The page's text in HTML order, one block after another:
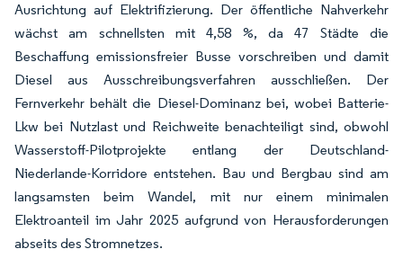
Ausrichtung auf Elektrifizierung. Der öffentliche Nahverkehr
wächst am schnellsten mit 4,58 %, da 47 Städte die
Beschaffung emissionsfreier Busse vorschreiben und damit
Diesel aus Ausschreibungsverfahren ausschließen. Der
Fernverkehr behält die Diesel-Dominanz bei, wobei Batterie-
Lkw bei Nutzlast und Reichweite benachteiligt sind, obwohl
Wasserstoff-Pilotprojekte entlang der Deutschland-
Niederlande-Korridore entstehen. Bau und Bergbau sind am
langsamsten beim Wandel, mit nur einem minimalen
Elektroanteil im Jahr 2025 aufgrund von Herausforderungen
abseits des Stromnetzes.